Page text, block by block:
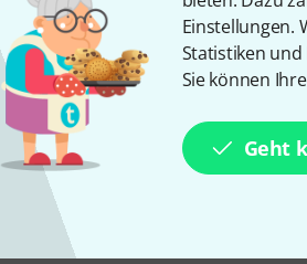
Einstellungen.
Statistiken und
Sie können
Geht